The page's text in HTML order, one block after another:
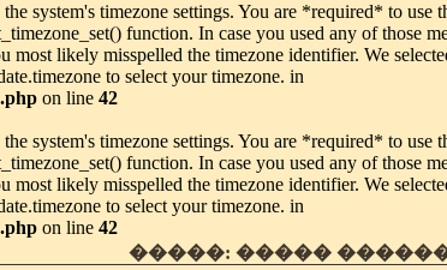
system's timezone settings. You are *required* to use
function. In case you used any of those
most likely misspelled the timezone identifier. We
to select your timezone. in
on line 42
system's timezone settings. You are *required* to use
function. In case you used any of those
most likely misspelled the timezone identifier. We
to select your timezone. in
on line 42
�����: �����